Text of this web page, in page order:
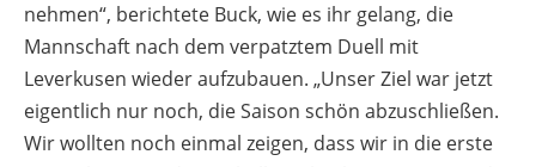
nehmen“, berichtete Buck, wie es ihr gelang, die
Mannschaft nach dem verpatztem Duell mit
Leverkusen wieder aufzubauen. „Unser Ziel war jetzt
eigentlich nur noch, die Saison schön abzuschließen.
Wir wollten noch einmal zeigen, dass wir in die erste